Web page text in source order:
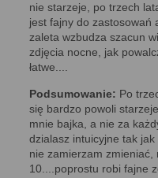
nie starzeje, po trzech
jest fajny do zastosowań
zaleta wzbudza szacun
zdjęcia nocne, jak
łatwe....
Podsumowanie: Po
się bardzo powoli
mnie bajka, a nie za
dzialasz intuicyjne tak
nie zamierzam
10....poprostu robi fajne